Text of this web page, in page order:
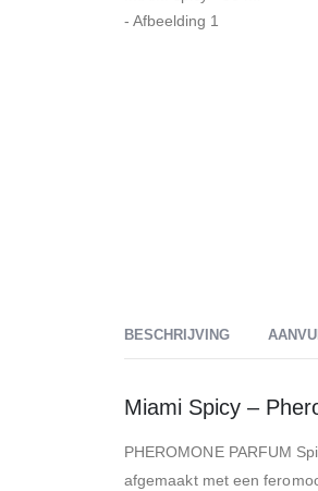
BESCHRIJVING
Miami Spicy –
PHEROMONE PARFUM
afgemaakt met een